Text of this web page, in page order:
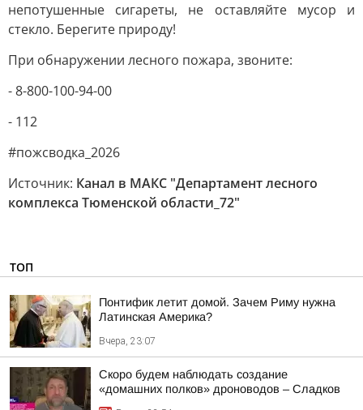
непотушенные сигареты, не оставляйте мусор и
стекло. Берегите природу!
При обнаружении лесного пожара, звоните:
- 8-800-100-94-00
- 112
#пожсводка_2026
Источник: Канал в МАКС "Департамент лесного
комплекса Тюменской области_72"
ТОП
Понтифик летит домой. Зачем Риму нужна
Латинская Америка?
Вчера, 23:07
Скоро будем наблюдать создание
«домашних полков» дроноводов – Сладков